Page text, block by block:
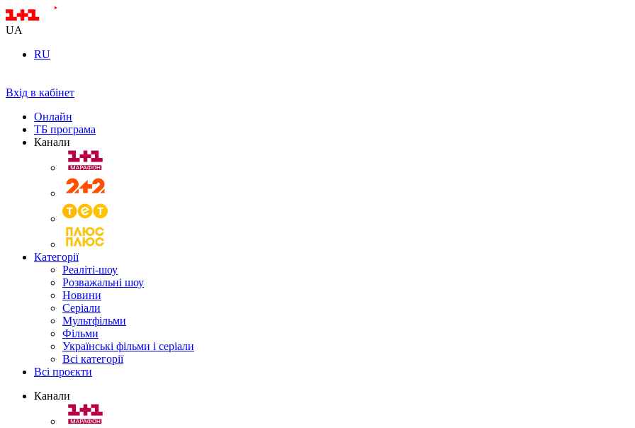
UA
RU
Вхід в кабінет
Онлайн
ТБ програма
Канали
Категорії
Реаліті-шоу
Розважальні шоу
Новини
Серіали
Мультфільми
Фільми
Українські фільми і серіали
Всі категорії
Всі проєкти
Канали